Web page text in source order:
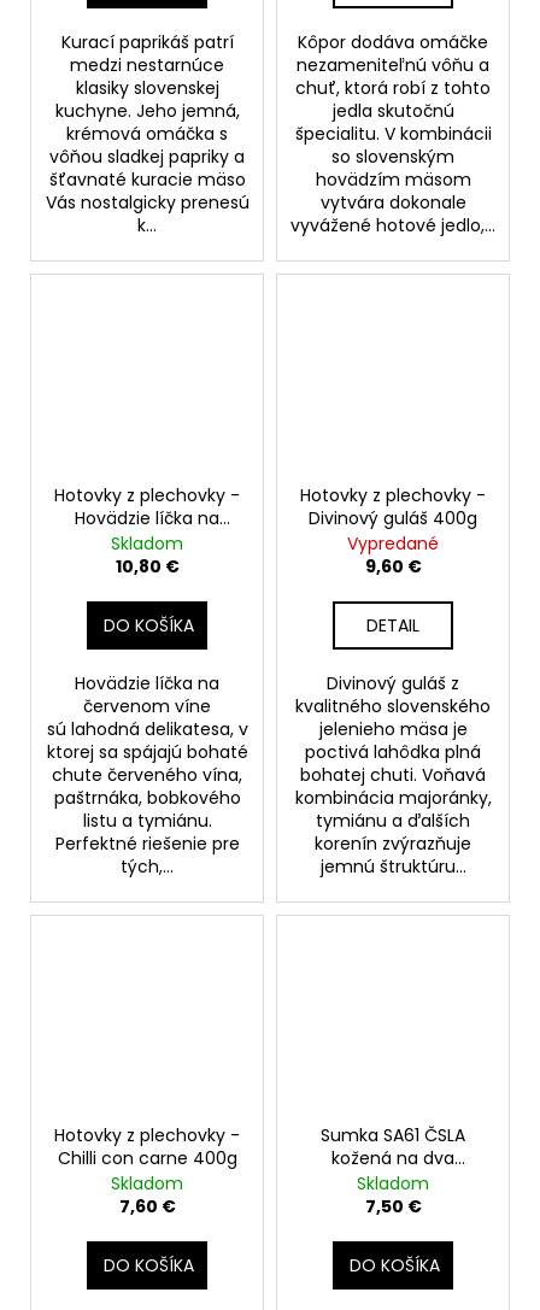
Kurací paprikáš patrí
medzi nestarnúce
klasiky slovenskej
kuchyne. Jeho jemná,
krémová omáčka s
vôňou sladkej papriky a
šťavnaté kuracie mäso
Vás nostalgicky prenesú
k...
Kôpor dodáva omáčke
nezameniteľnú vôňu a
chuť, ktorá robí z tohto
jedla skutočnú
špecialitu. V kombinácii
so slovenským
hovädzím mäsom
vytvára dokonale
vyvážené hotové jedlo,...
Hotovky z plechovky -
Hovädzie líčka na
červenom víne 400g
Skladom
10,80 €
DO KOŠÍKA
Hovädzie líčka na
červenom víne
sú lahodná delikatesa, v
ktorej sa spájajú bohaté
chute červeného vína,
paštrnáka, bobkového
listu a tymiánu.
Perfektné riešenie pre
tých,...
Hotovky z plechovky -
Divinový guláš 400g
Vypredané
9,60 €
DETAIL
Divinový guláš z
kvalitného slovenského
jelenieho mäsa je
poctivá lahôdka plná
bohatej chuti. Voňavá
kombinácia majoránky,
tymiánu a ďalších
korenín zvýrazňuje
jemnú štruktúru...
Hotovky z plechovky -
Chilli con carne 400g
Skladom
7,60 €
DO KOŠÍKA
Sumka SA61 ČSLA
kožená na dva
zásobníky, zánovná
Skladom
7,50 €
DO KOŠÍKA